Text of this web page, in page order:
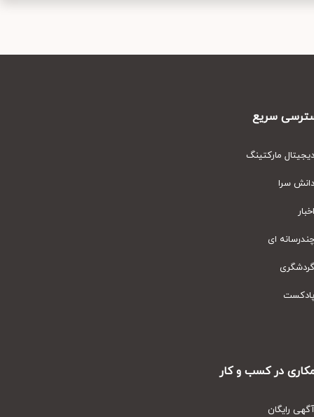
سریع
مارکتینگ
سرا
ای
در کسب و کار
رایگان